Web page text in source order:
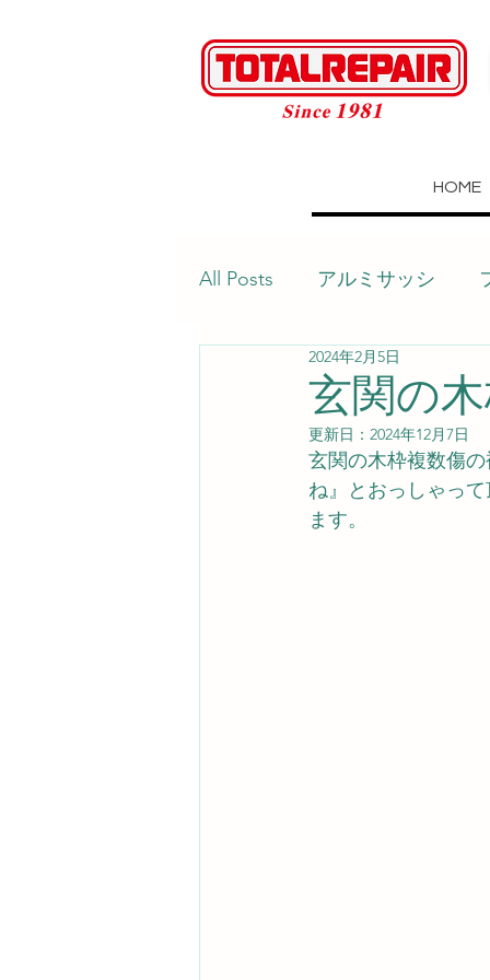
HOME
All Posts アルミサッシ
壁 目地
テーブル 玄関タイル
玄関の
2024年2月5日
更新日： 2024年12月7日
玄関の木枠複数傷
ね』とおっしゃっ
ます。